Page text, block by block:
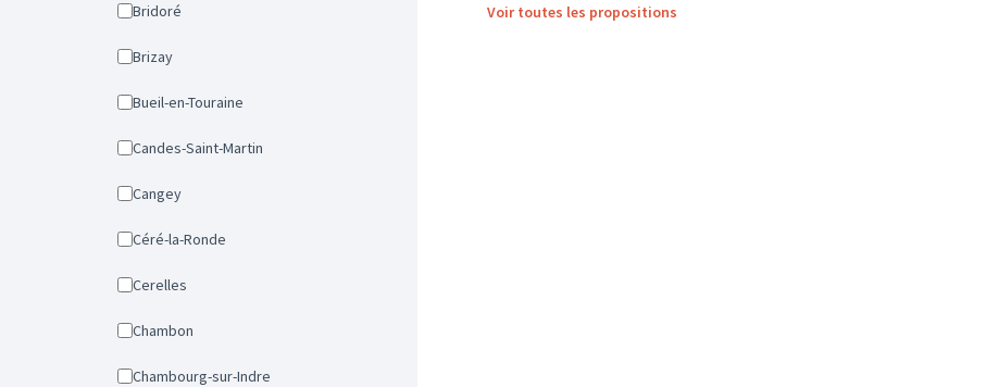
Bridoré
Brizay
Bueil-en-Touraine
Candes-Saint-Martin
Cangey
Céré-la-Ronde
Cerelles
Chambon
Chambourg-sur-Indre
Voir toutes les propositions